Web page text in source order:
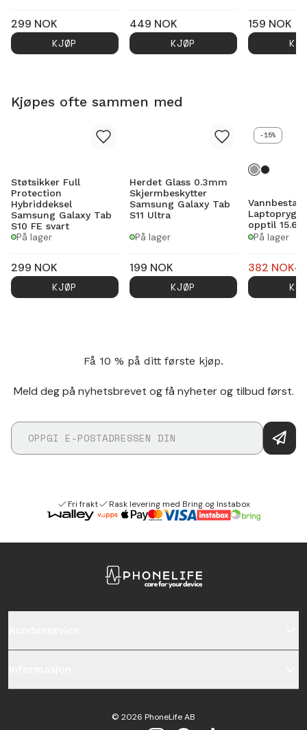
299 NOK
KJØP
449 NOK
KJØP
159 NOK
Kjøpes ofte sammen med
Støtsikker Full
Protection
Hybriddeksel
Samsung Galaxy Tab
S10 FE svart
På lager
299 NOK
KJØP
Herdet Glass 0.3mm
Skjermbeskytter
Samsung Galaxy Tab
S11 Ultra
På lager
199 NOK
KJØP
-15%
opptil 15.6"
På lager
382 NOK
Få 10 % på ditt første kjøp.
Meld deg på nyhetsbrevet og få nyheter og tilbud først.
Fri frakt Rask levering med Bring og Instabox
© 2026 PhoneLife AB